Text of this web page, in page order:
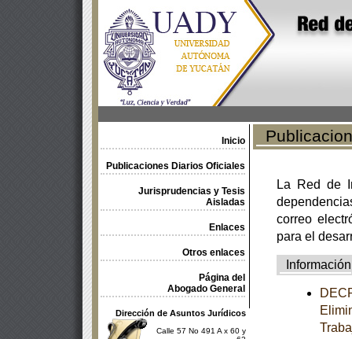
Inicio
Publicaciones Diarios Oficiales
Jurisprudencias y Tesis
Aisladas
Enlaces
Otros enlaces
Página del
Abogado General
Dirección de Asuntos Jurídicos
Calle 57 No 491 A x 60 y
La Red de
correo
para el
Información